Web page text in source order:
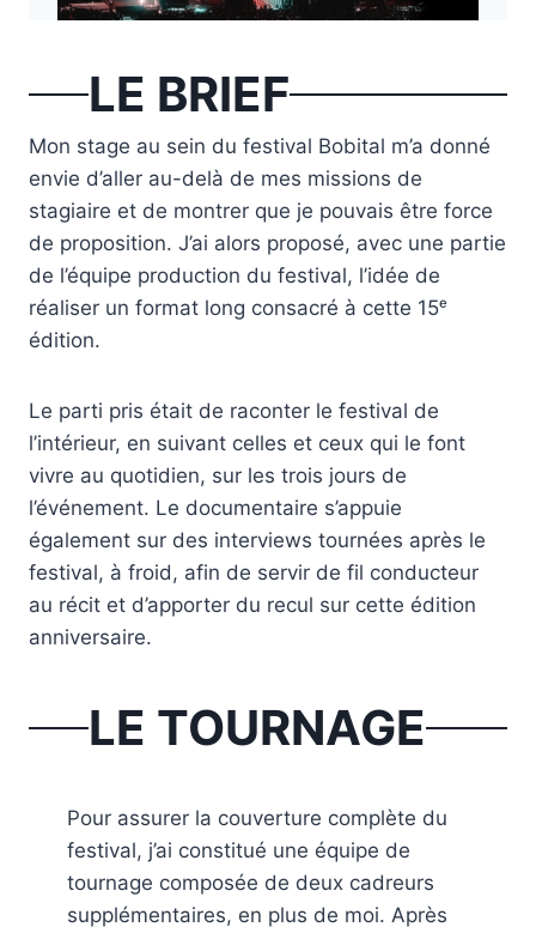
LE BRIEF
Mon stage au sein du festival Bobital m’a donné
envie d’aller au-delà de mes missions de
stagiaire et de montrer que je pouvais être force
de proposition. J’ai alors proposé, avec une partie
de l’équipe production du festival, l’idée de
réaliser un format long consacré à cette 15ᵉ
édition.
Le parti pris était de raconter le festival de
l’intérieur, en suivant celles et ceux qui le font
vivre au quotidien, sur les trois jours de
l’événement. Le documentaire s’appuie
également sur des interviews tournées après le
festival, à froid, afin de servir de fil conducteur
au récit et d’apporter du recul sur cette édition
anniversaire.
LE TOURNAGE
Pour assurer la couverture complète du
festival, j’ai constitué une équipe de
tournage composée de deux cadreurs
supplémentaires, en plus de moi. Après